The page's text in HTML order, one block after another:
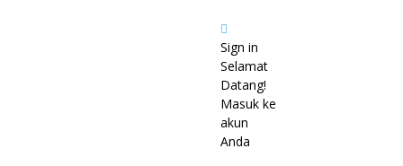
Sign in
Selamat
Datang!
Masuk ke
akun
Anda